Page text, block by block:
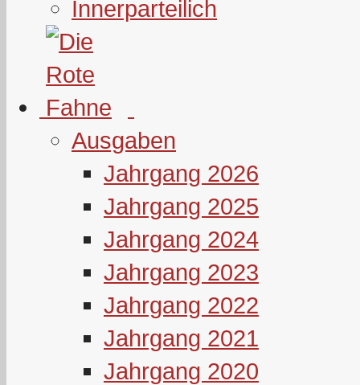
Innerparteilich
Ausgaben
Jahrgang 2026
Jahrgang 2025
Jahrgang 2024
Jahrgang 2023
Jahrgang 2022
Jahrgang 2021
Jahrgang 2020